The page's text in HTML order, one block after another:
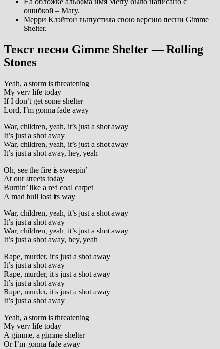
На обложке альбома имя Merry было написано с
ошибкой – Mary.
Мерри Клэйтон выпустила свою версию песни Gimme
Shelter.
Текст песни Gimme Shelter — Rolling
Stones
Yeah, a storm is threatening
My very life today
If I don’t get some shelter
Lord, I’m gonna fade away
War, children, yeah, it’s just a shot away
It’s just a shot away
War, children, yeah, it’s just a shot away
It’s just a shot away, hey, yeah
Oh, see the fire is sweepin’
At our streets today
Burnin’ like a red coal carpet
A mad bull lost its way
War, children, yeah, it’s just a shot away
It’s just a shot away
War, children, yeah, it’s just a shot away
It’s just a shot away, hey, yeah
Rape, murder, it’s just a shot away
It’s just a shot away
Rape, murder, it’s just a shot away
It’s just a shot away
Rape, murder, it’s just a shot away
It’s just a shot away
Yeah, a storm is threatening
My very life today
A gimme, a gimme shelter
Or I’m gonna fade away